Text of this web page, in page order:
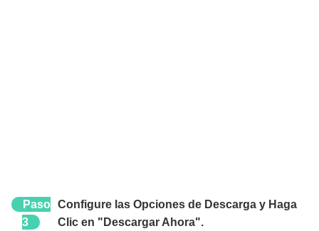
Paso
3
Configure las Opciones de Descarga y Haga
Clic en "Descargar Ahora".